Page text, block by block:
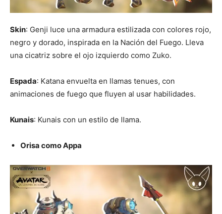
Skin: Genji luce una armadura estilizada con colores rojo,
negro y dorado, inspirada en la Nación del Fuego. Lleva
una cicatriz sobre el ojo izquierdo como Zuko.
Espada: Katana envuelta en llamas tenues, con
animaciones de fuego que fluyen al usar habilidades.
Kunais: Kunais con un estilo de llama.
Orisa como Appa